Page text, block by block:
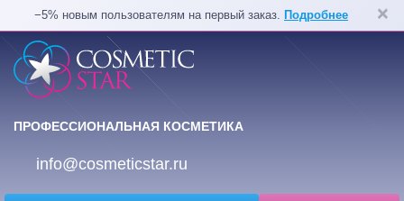
−5% новым пользователям на первый заказ. Подробнее
ПРОФЕССИОНАЛЬНАЯ КОСМЕТИКА
info@cosmeticstar.ru